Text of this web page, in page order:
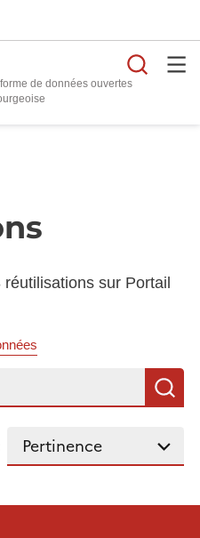
de données ouvertes
sur Portail